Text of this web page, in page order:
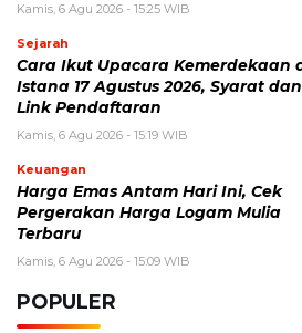
Kamis, 6 Agu 2026 - 15:25 WIB
Sejarah
Cara Ikut Upacara Kemerdekaan
Istana 17 Agustus 2026, Syarat dan
Link Pendaftaran
Kamis, 6 Agu 2026 - 15:19 WIB
Keuangan
Harga Emas Antam Hari Ini, Cek
Pergerakan Harga Logam Mulia
Terbaru
Kamis, 6 Agu 2026 - 15:09 WIB
POPULER